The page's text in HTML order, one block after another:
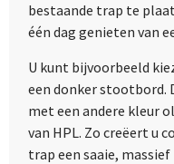
bestaande trap te
één dag genieten van
U kunt bijvoorbeeld
een donker stootbord.
met een andere kleur
van HPL. Zo creëert u
trap een saaie,